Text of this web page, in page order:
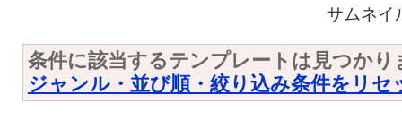
サムネイ
条件に該当するテンプレートは見つかり
ジャンル・並び順・絞り込み条件をリセ